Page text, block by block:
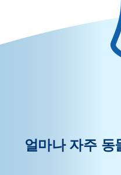
얼마나 자주 동